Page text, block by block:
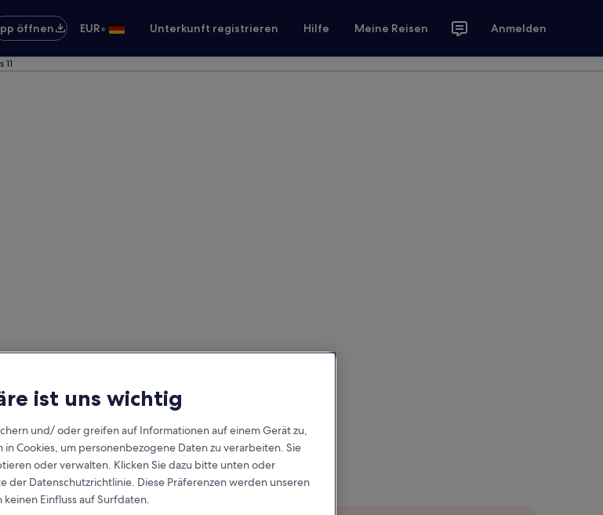
öffnen EUR• Unterkunft registrieren Hilfe Meine Reisen Anmelden
11
ist uns wichtig
und/ oder greifen auf Informationen auf einem Gerät zu,
Cookies, um personenbezogene Daten zu verarbeiten. Sie
oder verwalten. Klicken Sie dazu bitte unten oder
der Datenschutzrichtlinie. Diese Präferenzen werden unseren
Einfluss auf Surfdaten.